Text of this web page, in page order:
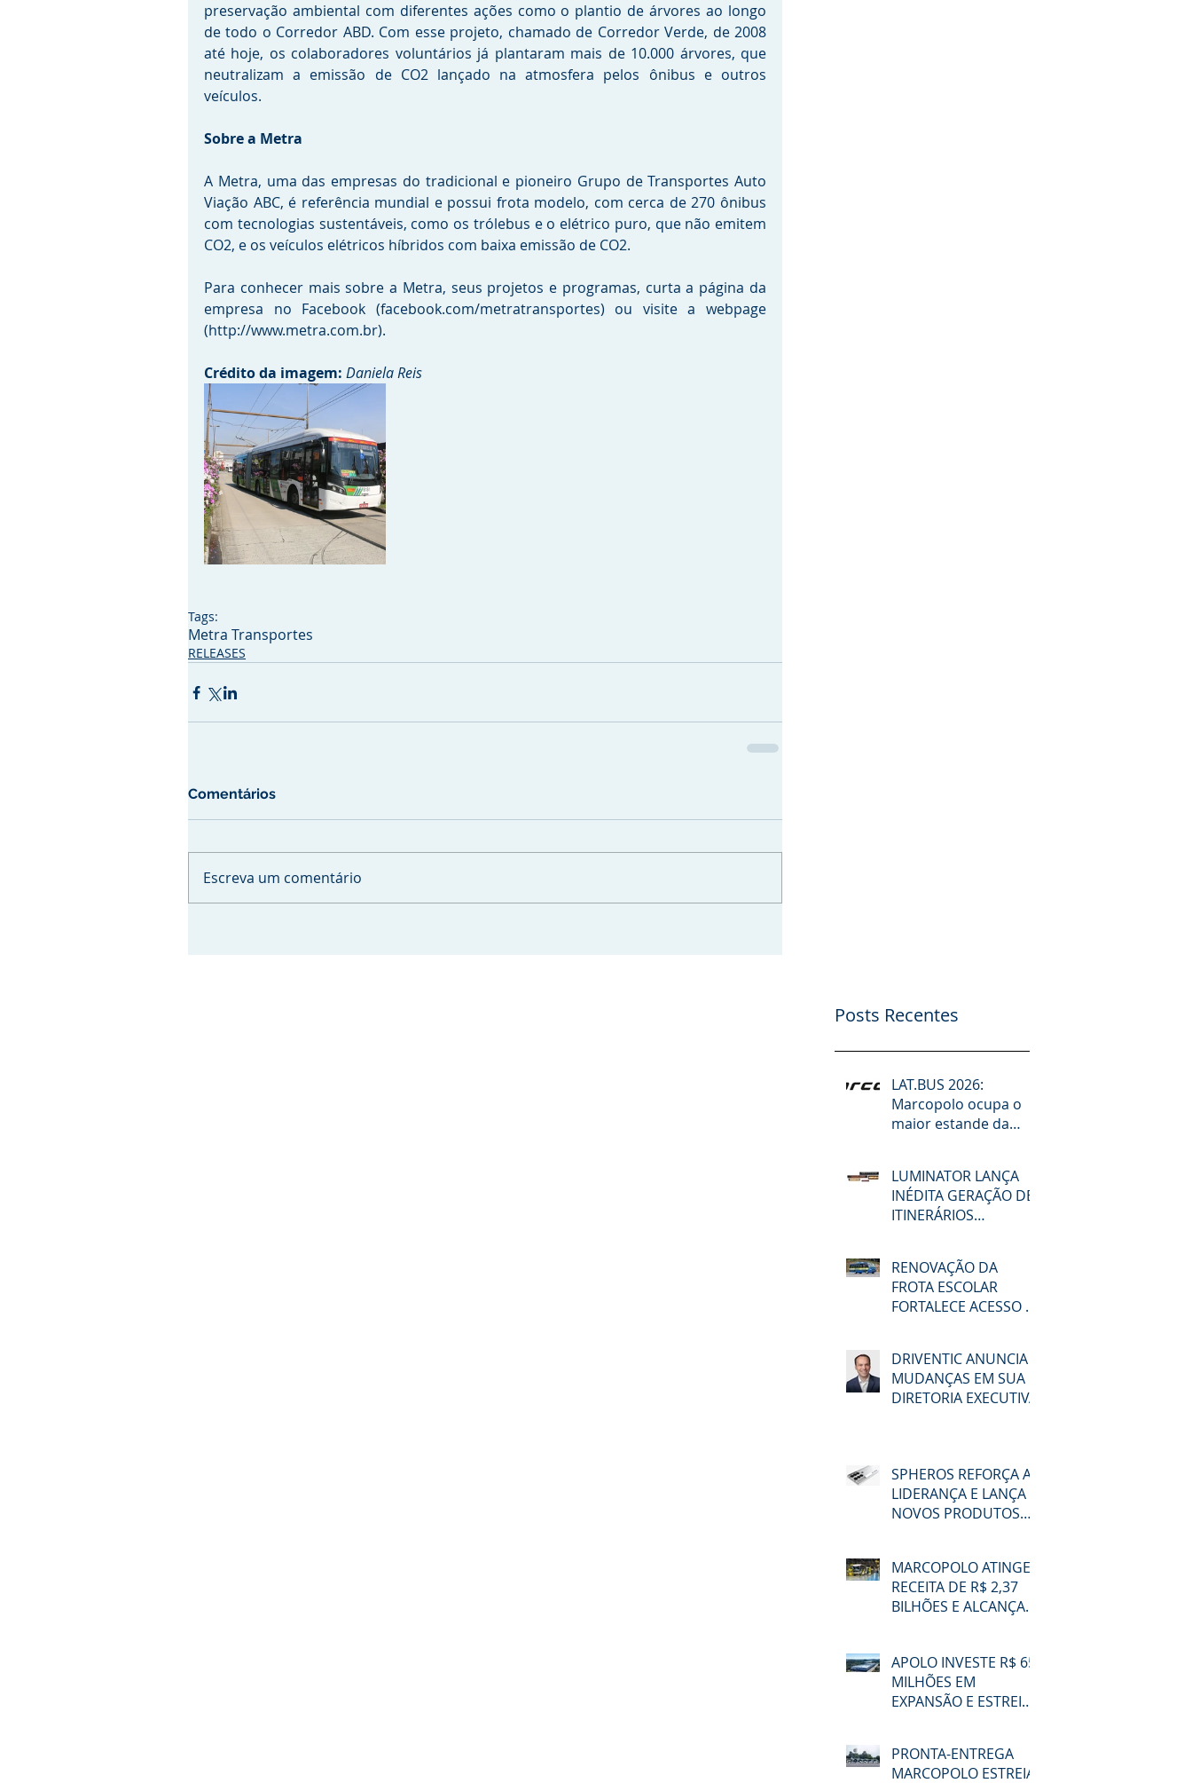
preservação ambiental com diferentes ações como o plantio de árvores ao longo
de todo o Corredor ABD. Com esse projeto, chamado de Corredor Verde, de 2008
até hoje, os colaboradores voluntários já plantaram mais de 10.000 árvores, que
neutralizam a emissão de CO2 lançado na atmosfera pelos ônibus e outros
veículos.
Sobre a Metra
A Metra, uma das empresas do tradicional e pioneiro Grupo de Transportes Auto
Viação ABC, é referência mundial e possui frota modelo, com cerca de 270 ônibus
com tecnologias sustentáveis, como os trólebus e o elétrico puro, que não emitem
CO2, e os veículos elétricos híbridos com baixa emissão de CO2.
Para conhecer mais sobre a Metra, seus projetos e programas, curta a página da
empresa no Facebook (facebook.com/metratransportes) ou visite a webpage
(http://www.metra.com.br).
Crédito da imagem: Daniela Reis
Tags:
Metra Transportes
RELEASES
Comentários
Escreva um comentário
Posts Recentes
LAT.BUS 2026:
Marcopolo ocupa o
maior estande da
setor, futuro da
mobilidade,
descarbonização e
LUMINATOR LANÇA
INÉDITA GERAÇÃO DE
ITINERÁRIOS
RENOVAÇÃO DA
FROTA ESCOLAR
FORTALECE ACESSO À
MACAÉ
DRIVENTIC ANUNCIA
MUDANÇAS EM SUA
DIRETORIA EXECUTIVA
SPHEROS REFORÇA A
LIDERANÇA E LANÇA
NOVOS PRODUTOS
MARCOPOLO ATINGE
RECEITA DE R$ 2,37
BILHÕES E ALCANÇA
MERCADO BRASILEIRO
NO 2T26
APOLO INVESTE R$ 65
MILHÕES EM
EXPANSÃO E ESTREIA
PRONTA-ENTREGA
MARCOPOLO ESTREIA